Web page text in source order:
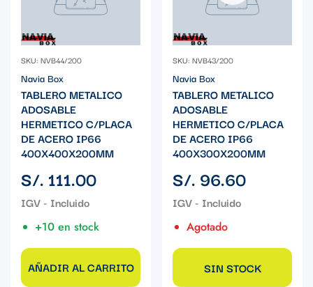
SKU: NVB44/200
Navia Box
TABLERO METALICO
ADOSABLE
HERMETICO C/PLACA
DE ACERO IP66
400X400X200MM
Precio
regular
S/. 111.00
+10 en stock
AÑADIR AL CARRITO
SKU: NVB43/200
Navia Box
TABLERO METALICO
ADOSABLE
HERMETICO C/PLACA
DE ACERO IP66
400X300X200MM
Precio
regular
S/. 96.60
Agotado
SIN STOCK